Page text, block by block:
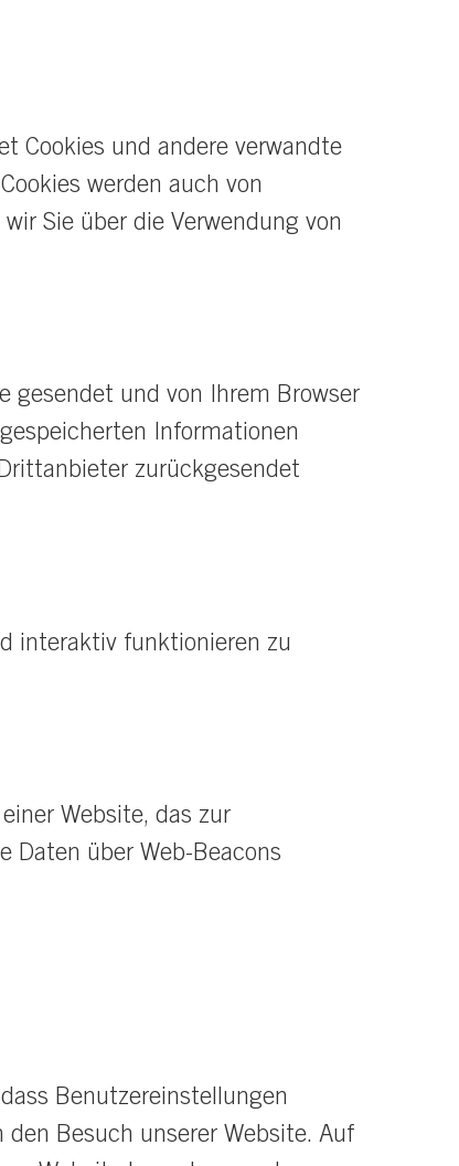
Cookies und andere verwandte
werden auch von
Sie über die Verwendung von
gesendet und von Ihrem Browser
Informationen
zurückgesendet
interaktiv funktionieren zu
Website, das zur
Daten über Web-Beacons
Benutzereinstellungen
Besuch unserer Website. Auf